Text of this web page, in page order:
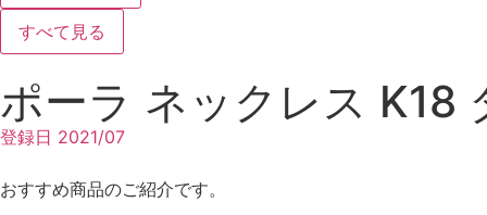
すべて見る
ポーラ ネックレス K18
登録日 2021/07
おすすめ商品のご紹介です。